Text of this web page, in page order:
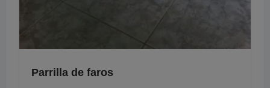
Parrilla de faros